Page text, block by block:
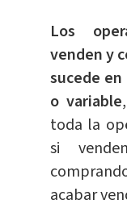
Los
venden y
sucede
o variable
toda la
si
acabar